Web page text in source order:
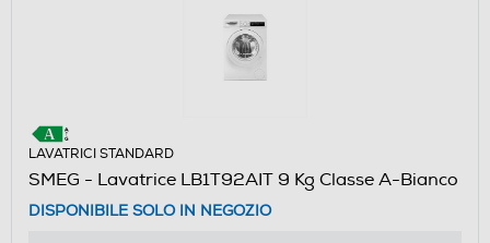
LAVATRICI STANDARD
SMEG - Lavatrice LB1T92AIT 9 Kg Classe A-Bianco
DISPONIBILE SOLO IN NEGOZIO